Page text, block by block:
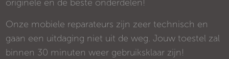
originele en de beste onderdelen!
Onze mobiele reparateurs zijn zeer technisch en
gaan een uitdaging niet uit de weg. Jouw toestel zal
binnen 30 minuten weer gebruiksklaar zijn!